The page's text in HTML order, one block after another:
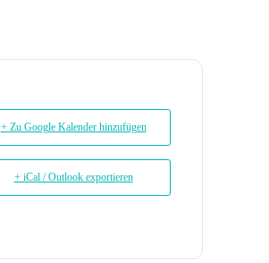
+ Zu Google Kalender hinzufügen
+ iCal / Outlook exportieren